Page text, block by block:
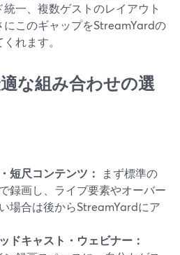
一、複数ゲストのレイアウト
にこのギャップをStreamYardの
れます。
な組み合わせの選
短尺コンテンツ：
まず標準の
録画し、ライブ要素やオーバー
場合は後からStreamYardにア
ドキャスト・ウェビナー：